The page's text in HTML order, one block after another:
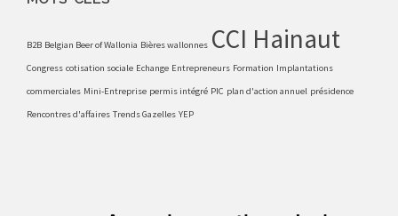
B2B Belgian Beer of Wallonia Bières wallonnes CCI Hainaut
Congress cotisation sociale Echange Entrepreneurs Formation Implantations
commerciales Mini-Entreprise permis intégré PIC plan d'action annuel présidence
Rencontres d'affaires Trends Gazelles YEP